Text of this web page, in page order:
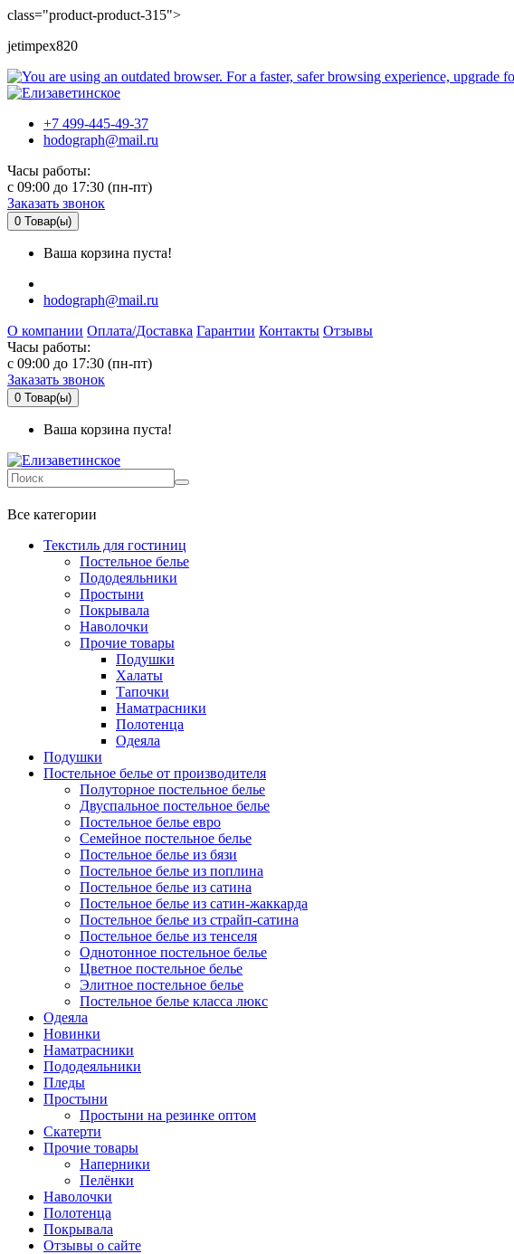
class="product-product-315">
jetimpex820
+7 499-445-49-37
hodograph@mail.ru
Часы работы:
c 09:00 до 17:30 (пн-пт)
Заказать звонок
0 Товар(ы)
Ваша корзина пуста!
hodograph@mail.ru
О компании Оплата/Доставка Гарантии Контакты Отзывы
Часы работы:
c 09:00 до 17:30 (пн-пт)
Заказать звонок
0 Товар(ы)
Ваша корзина пуста!
Все категории
Текстиль для гостиниц
Постельное белье
Пододеяльники
Простыни
Покрывала
Наволочки
Прочие товары
Подушки
Халаты
Тапочки
Наматрасники
Полотенца
Одеяла
Подушки
Постельное белье от производителя
Полуторное постельное белье
Двуспальное постельное белье
Постельное белье евро
Семейное постельное белье
Постельное белье из бязи
Постельное белье из поплина
Постельное белье из сатина
Постельное белье из сатин-жаккарда
Постельное белье из страйп-сатина
Постельное белье из тенселя
Однотонное постельное белье
Цветное постельное белье
Элитное постельное белье
Постельное белье класса люкс
Одеяла
Новинки
Наматрасники
Пододеяльники
Пледы
Простыни
Простыни на резинке оптом
Скатерти
Прочие товары
Наперники
Пелёнки
Наволочки
Полотенца
Покрывала
Отзывы о сайте